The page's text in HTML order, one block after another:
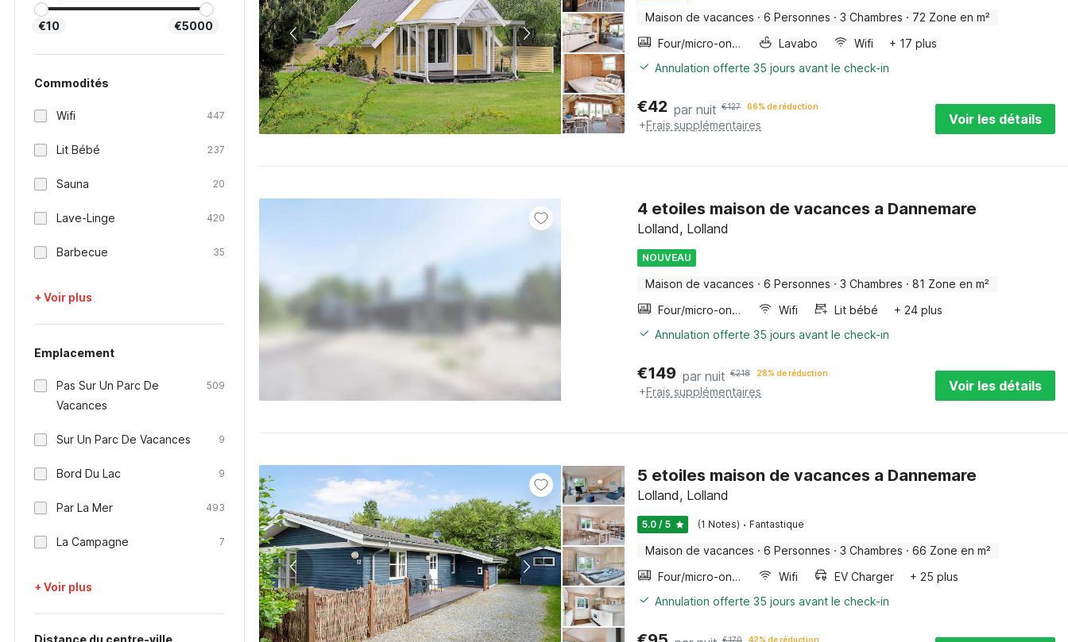
€10 €5000
Commodités
Wifi 447
Lit Bébé 237
Sauna 20
Lave-Linge 420
Barbecue 35
+ Voir plus
Emplacement
Pas Sur Un Parc De
Vacances
509
Sur Un Parc De Vacances 9
Bord Du Lac 9
Par La Mer 493
La Campagne 7
+ Voir plus
Distance du centre-ville
Maison de vacances · 6 Personnes · 3 Chambres · 72 Zone en m²
Four/micro-onde combinés
Lavabo Wifi
+ 17 plus
Annulation offerte 35 jours avant le check-in
€42 par nuit €127 66% de réduction
+Frais supplémentaires Voir les détails
4 etoiles maison de vacances a Dannemare
Lolland, Lolland
NOUVEAU
Maison de vacances · 6 Personnes · 3 Chambres · 81 Zone en m²
Four/micro-onde combinés
Wifi Lit bébé
+ 24 plus
Annulation offerte 35 jours avant le check-in
€149 par nuit €218 28% de réduction
+Frais supplémentaires Voir les détails
5 etoiles maison de vacances a Dannemare
Lolland, Lolland
5.0 / 5 (1 Notes) · Fantastique
Maison de vacances · 6 Personnes · 3 Chambres · 66 Zone en m²
Four/micro-onde combinés
Wifi EV Charger
+ 25 plus
Annulation offerte 35 jours avant le check-in
€170 42% de réduction